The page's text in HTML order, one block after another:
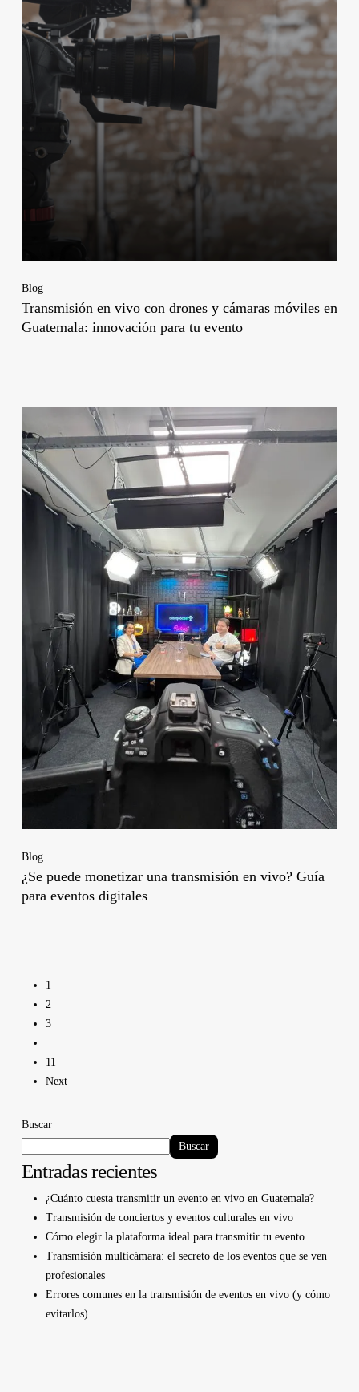
Blog
Transmisión en vivo con drones y cámaras móviles en
Guatemala: innovación para tu evento
Blog
¿Se puede monetizar una transmisión en vivo? Guía
para eventos digitales
1
2
3
11
Next
Buscar
Buscar
Entradas recientes
¿Cuánto cuesta transmitir un evento en vivo en Guatemala?
Transmisión de conciertos y eventos culturales en vivo
Cómo elegir la plataforma ideal para transmitir tu evento
Transmisión multicámara: el secreto de los eventos que se ven
profesionales
Errores comunes en la transmisión de eventos en vivo (y cómo
evitarlos)